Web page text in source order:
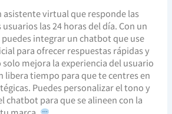
asistente virtual que responde las
las 24 horas del día. Con un
integrar un chatbot que use
para ofrecer respuestas rápidas y
solo mejora la experiencia del usuario
libera tiempo para que te centres en
Puedes personalizar el tono y
chatbot para que se alineen con la